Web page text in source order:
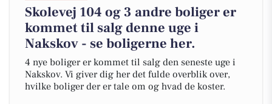
Skolevej 104 og 3 andre boliger er
kommet til salg denne uge i
Nakskov - se boligerne her.
4 nye boliger er kommet til salg den seneste uge i
Nakskov. Vi giver dig her det fulde overblik over,
hvilke boliger der er tale om og hvad de koster.